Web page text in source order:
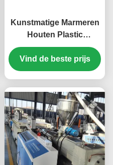
Kunstmatige Marmeren
Houten Plastic
Samengestelde
Uitdrijvingslijn, pvc-de
Machine van de
Vind de beste prijs